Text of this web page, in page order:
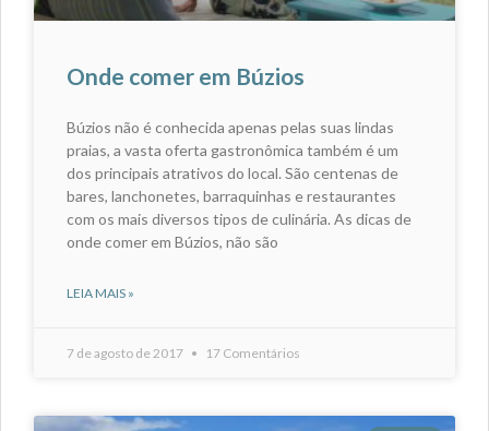
Onde comer em Búzios
Búzios não é conhecida apenas pelas suas lindas
praias, a vasta oferta gastronômica também é um
dos principais atrativos do local. São centenas de
bares, lanchonetes, barraquinhas e restaurantes
com os mais diversos tipos de culinária. As dicas de
onde comer em Búzios, não são
LEIA MAIS »
7 de agosto de 2017 17 Comentários